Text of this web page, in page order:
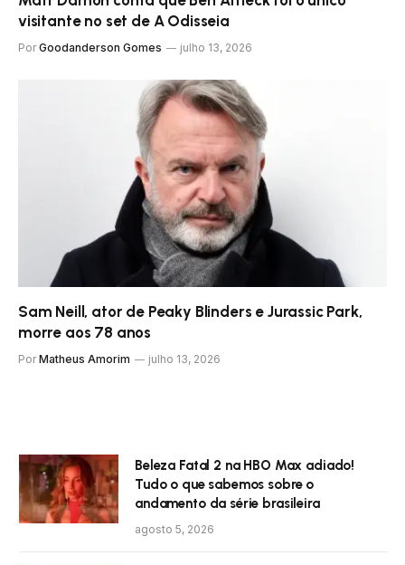
visitante no set de A Odisseia
Por Goodanderson Gomes julho 13, 2026
Sam Neill, ator de Peaky Blinders e Jurassic Park,
morre aos 78 anos
Por Matheus Amorim julho 13, 2026
Beleza Fatal 2 na HBO Max adiado!
Tudo o que sabemos sobre o
andamento da série brasileira
agosto 5, 2026